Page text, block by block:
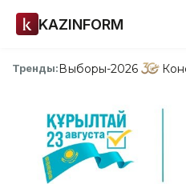
KAZINFORM
Тренды:Выборы-2026